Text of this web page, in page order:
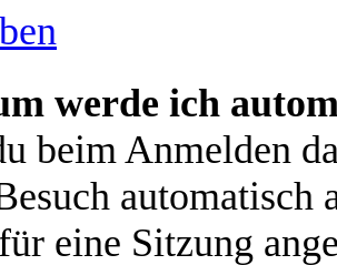
werde ich
beim Anmelden
automatisch
eine Sitzung